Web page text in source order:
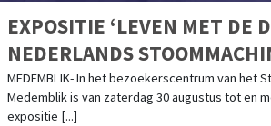
EXPOSITIE ‘LEVEN MET DE
NEDERLANDS
MEDEMBLIK- In het bezoekerscentrum van het
Medemblik is van zaterdag 30 augustus tot en
expositie [...]